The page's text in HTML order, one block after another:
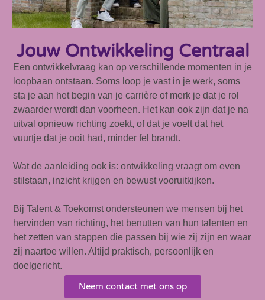
Jouw Ontwikkeling Centraal
Een ontwikkelvraag kan op verschillende momenten in je
loopbaan ontstaan. Soms loop je vast in je werk, soms
sta je aan het begin van je carrière of merk je dat je rol
zwaarder wordt dan voorheen. Het kan ook zijn dat je na
uitval opnieuw richting zoekt, of dat je voelt dat het
vuurtje dat je ooit had, minder fel brandt.
Wat de aanleiding ook is: ontwikkeling vraagt om even
stilstaan, inzicht krijgen en bewust vooruitkijken.
Bij Talent & Toekomst ondersteunen we mensen bij het
hervinden van richting, het benutten van hun talenten en
het zetten van stappen die passen bij wie zij zijn en waar
zij naartoe willen. Altijd praktisch, persoonlijk en
doelgericht.
Neem contact met ons op